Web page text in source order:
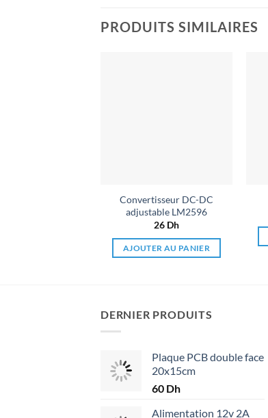
PRODUITS SIMILAIRES
Convertisseur DC-DC
adjustable LM2596
26 Dh
AJOUTER AU PANIER
DERNIER PRODUITS
Plaque PCB double face
20x15cm
60 Dh
Alimentation 12v 2A